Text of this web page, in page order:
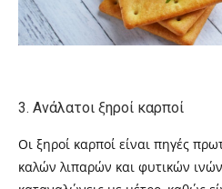
3. Ανάλατοι ξηροί καρποί
Οι ξηροί καρποί είναι πηγές
καλών λιπαρών και φυτικών